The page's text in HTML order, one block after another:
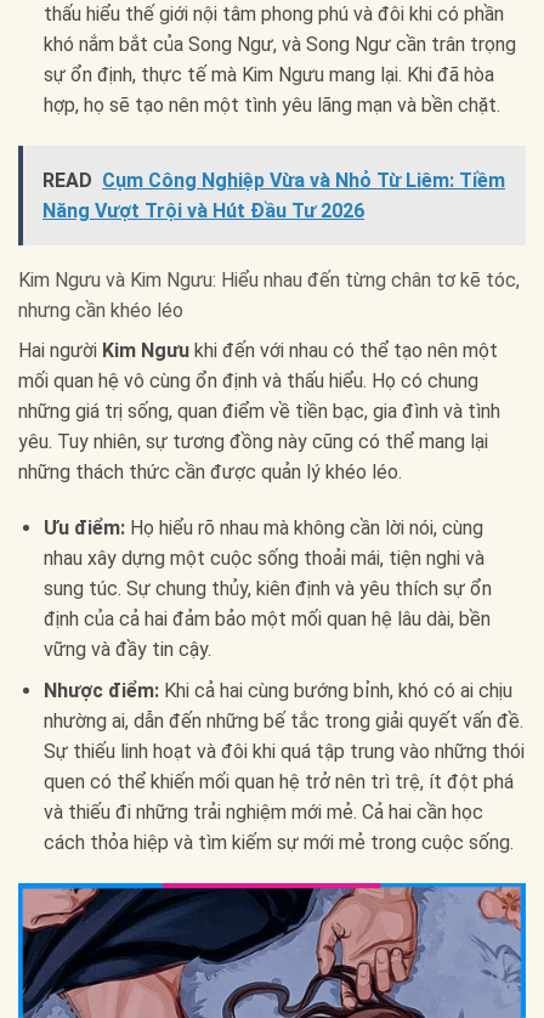
thấu hiểu thế giới nội tâm phong phú và đôi khi có phần
khó nắm bắt của Song Ngư, và Song Ngư cần trân trọng
sự ổn định, thực tế mà Kim Ngưu mang lại. Khi đã hòa
hợp, họ sẽ tạo nên một tình yêu lãng mạn và bền chặt.
READ Cụm Công Nghiệp Vừa và Nhỏ Từ Liêm: Tiềm
Năng Vượt Trội và Hút Đầu Tư 2026
Kim Ngưu và Kim Ngưu: Hiểu nhau đến từng chân tơ kẽ tóc,
nhưng cần khéo léo
Hai người Kim Ngưu khi đến với nhau có thể tạo nên một
mối quan hệ vô cùng ổn định và thấu hiểu. Họ có chung
những giá trị sống, quan điểm về tiền bạc, gia đình và tình
yêu. Tuy nhiên, sự tương đồng này cũng có thể mang lại
những thách thức cần được quản lý khéo léo.
Ưu điểm:Họ hiểu rõ nhau mà không cần lời nói, cùng
nhau xây dựng một cuộc sống thoải mái, tiện nghi và
sung túc. Sự chung thủy, kiên định và yêu thích sự ổn
định của cả hai đảm bảo một mối quan hệ lâu dài, bền
vững và đầy tin cậy.
Nhược điểm:Khi cả hai cùng bướng bỉnh, khó có ai chịu
nhường ai, dẫn đến những bế tắc trong giải quyết vấn đề.
Sự thiếu linh hoạt và đôi khi quá tập trung vào những thói
quen có thể khiến mối quan hệ trở nên trì trệ, ít đột phá
và thiếu đi những trải nghiệm mới mẻ. Cả hai cần học
cách thỏa hiệp và tìm kiếm sự mới mẻ trong cuộc sống.